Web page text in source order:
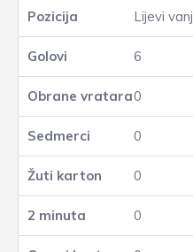
Lijevi
6
0
0
0
0